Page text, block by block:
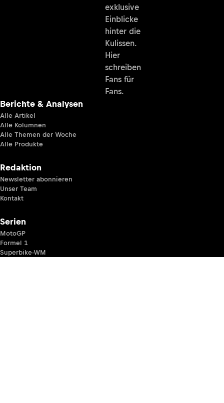
exklusive
Einblicke
hinter die
Kulissen.
Hier
schreiben
Fans für
Fans.
Berichte & Analysen
Alle Artikel
Alle Kolumnen
Alle Themen der Woche
Alle Produkte
Redaktion
Newsletter abonnieren
Unser Team
Kontakt
Serien
MotoGP
Formel 1
Superbike-WM